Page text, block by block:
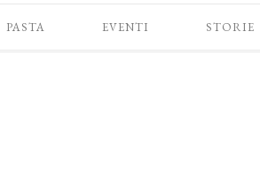
PASTA EVENTI STORIE